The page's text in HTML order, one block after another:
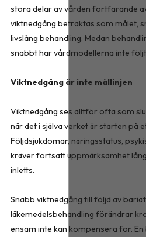
stora delar av vården fortfarande
viktnedgång betraktas som målet,
livslång behandling. Medan
snabbt har vårdmodellerna inte
Viktnedgång är inte mållinjen
Viktnedgång ses alltför ofta som
när det i själva verket är starten på
Följdsjukdomar, näringsstatus,
kräver fortsatt uppmärksamhet
inletts.
Snabb viktnedgång till följd av
läkemedelsbehandling förändrar
ensam inte kan kompensera för.